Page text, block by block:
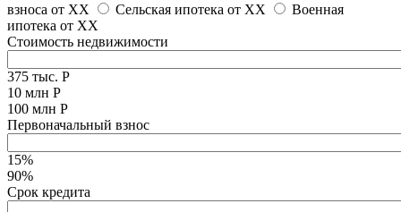
взноса от XX Сельская ипотека от XX
Военная
ипотека от XX
Стоимость недвижимости
375 тыс. Р
10 млн Р
100 млн Р
Первоначальный взнос
15%
90%
Срок кредита